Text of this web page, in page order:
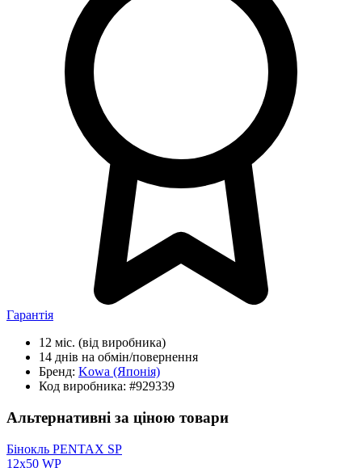
Гарантія
12 міс. (від виробника)
14 днів на обмін/повернення
Бренд: Kowa (Японія)
Код виробника: #929339
Альтернативні за ціною товари
Бінокль PENTAX SP
12x50 WP